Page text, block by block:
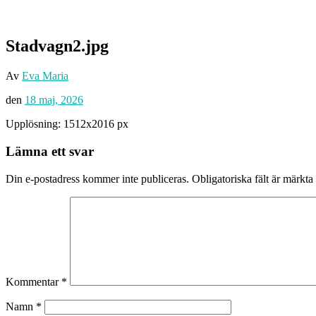
Stadvagn2.jpg
Av Eva Maria
den 18 maj, 2026
Upplösning: 1512x2016 px
Lämna ett svar
Din e-postadress kommer inte publiceras. Obligatoriska fält är märkta
Kommentar *
Namn *